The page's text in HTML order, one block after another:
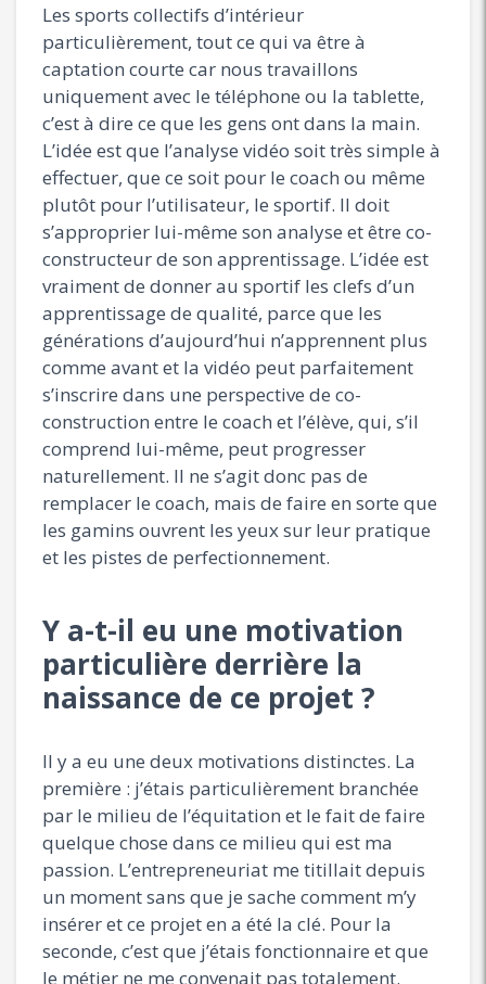
Les sports collectifs d’intérieur
particulièrement, tout ce qui va être à
captation courte car nous travaillons
uniquement avec le téléphone ou la tablette,
c’est à dire ce que les gens ont dans la main.
L’idée est que l’analyse vidéo soit très simple à
effectuer, que ce soit pour le coach ou même
plutôt pour l’utilisateur, le sportif. Il doit
s’approprier lui-même son analyse et être co-
constructeur de son apprentissage. L’idée est
vraiment de donner au sportif les clefs d’un
apprentissage de qualité, parce que les
générations d’aujourd’hui n’apprennent plus
comme avant et la vidéo peut parfaitement
s’inscrire dans une perspective de co-
construction entre le coach et l’élève, qui, s’il
comprend lui-même, peut progresser
naturellement. Il ne s’agit donc pas de
remplacer le coach, mais de faire en sorte que
les gamins ouvrent les yeux sur leur pratique
et les pistes de perfectionnement.
Y a-t-il eu une motivation
particulière derrière la
naissance de ce projet ?
Il y a eu une deux motivations distinctes. La
première : j’étais particulièrement branchée
par le milieu de l’équitation et le fait de faire
quelque chose dans ce milieu qui est ma
passion. L’entrepreneuriat me titillait depuis
un moment sans que je sache comment m’y
insérer et ce projet en a été la clé. Pour la
seconde, c’est que j’étais fonctionnaire et que
le métier ne me convenait pas totalement.